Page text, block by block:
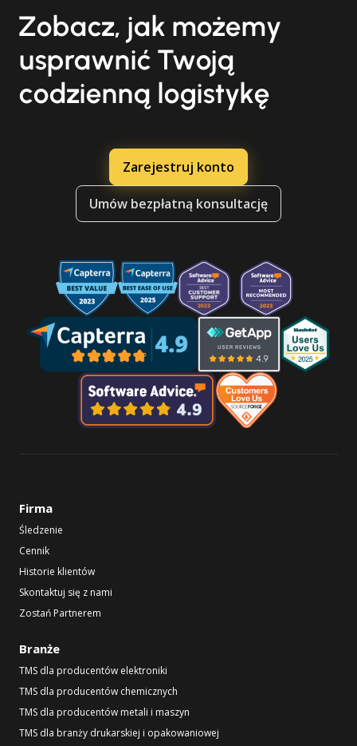
Zobacz, jak możemy
usprawnić Twoją
codzienną logistykę
Zarejestruj konto
Umów bezpłatną konsultację
Firma
Śledzenie
Cennik
Historie klientów
Skontaktuj się z nami
Zostań Partnerem
Branże
TMS dla producentów elektroniki
TMS dla producentów chemicznych
TMS dla producentów metali i maszyn
TMS dla branży drukarskiej i opakowaniowej